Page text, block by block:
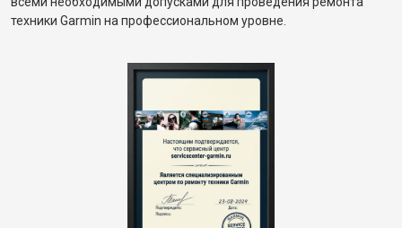
техники Garmin на профессиональном уровне.